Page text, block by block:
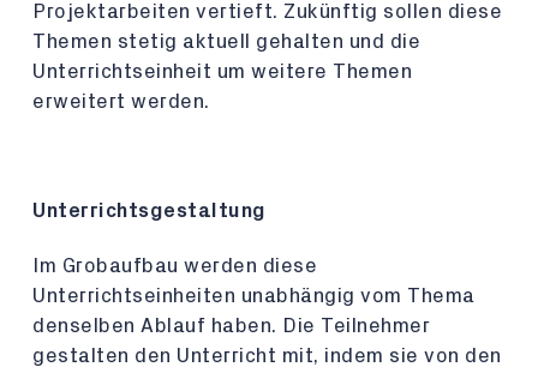
Projektarbeiten vertieft. Zukünftig sollen diese
Themen stetig aktuell gehalten und die
Unterrichtseinheit um weitere Themen
erweitert werden.
Unterrichtsgestaltung
Im Grobaufbau werden diese
Unterrichtseinheiten unabhängig vom Thema
denselben Ablauf haben. Die Teilnehmer
gestalten den Unterricht mit, indem sie von den